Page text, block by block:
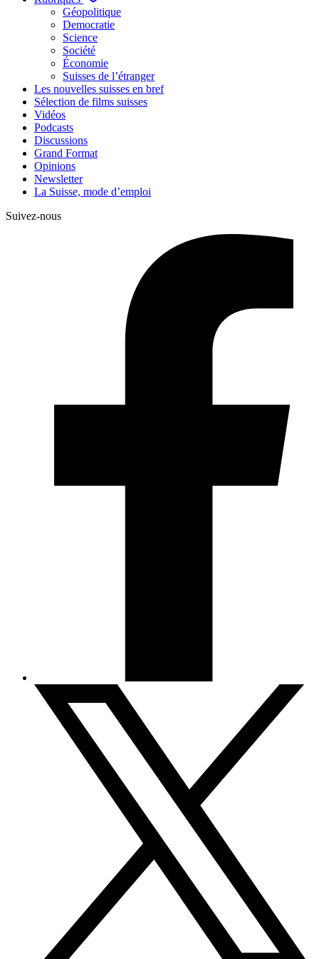
Géopolitique
Democratie
Science
Société
Économie
Suisses de l’étranger
Les nouvelles suisses en bref
Sélection de films suisses
Vidéos
Podcasts
Discussions
Grand Format
Opinions
Newsletter
La Suisse, mode d’emploi
Suivez-nous